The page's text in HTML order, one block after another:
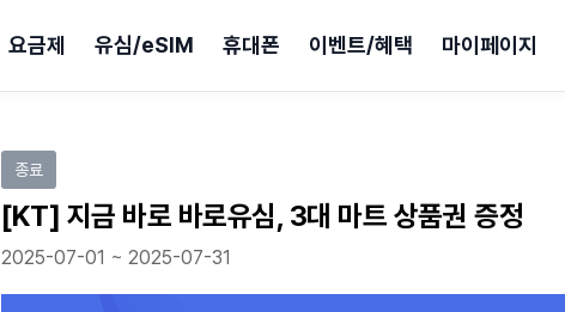
요금제 유심/eSIM 휴대폰 이벤트/혜택 마이페이지
종료
[KT] 지금 바로 바로유심, 3대 마트 상품권 증정
2025-07-01 ~ 2025-07-31